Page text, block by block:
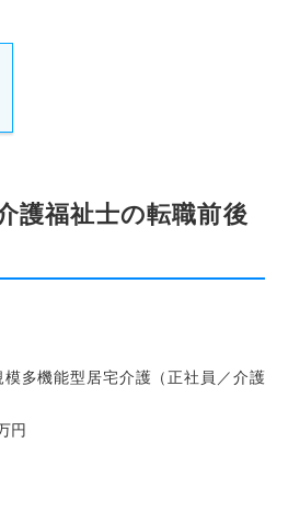
護福祉士の転職前後
模多機能型居宅介護（正社員／介護
円